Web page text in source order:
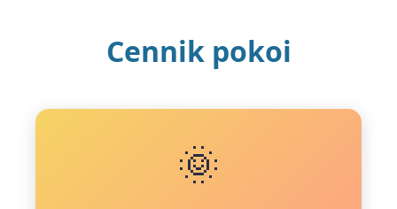
Cennik pokoi
🌞